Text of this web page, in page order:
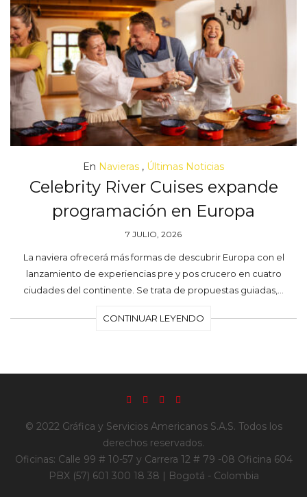
En Navieras , Últimas Noticias
Celebrity River Cuises expande
programación en Europa
7 JULIO, 2026
La naviera ofrecerá más formas de descubrir Europa con el
lanzamiento de experiencias pre y pos crucero en cuatro
ciudades del continente. Se trata de propuestas guiadas,…
CONTINUAR LEYENDO
© 2022 Gráfica y Servicios Americanos S.A.S. Todos los
derechos reservados.
Oficinas: Calle 99 # 10-57 y Carrera 12 # 79 -08 Oficina 604
PBX (57) 601 300 18 38 | Bogotá - Colombia